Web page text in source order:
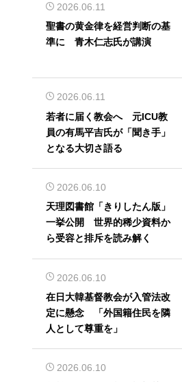
2026.06.11
聖書の黄金律を経営判断の基
準に 青木仁志氏が講演
2026.06.11
若者に届く教会へ 元ICU教
員の有馬平吉氏が「聞き手」
となる大切さ語る
2026.06.10
天理図書館「きりしたん版」
一挙公開 世界的稀少資料か
ら受容と排斥を読み解く
2026.06.10
在日大韓基督教会が入管法改
定に懸念 「外国籍住民を隣
人として尊重を」
2026.06.10